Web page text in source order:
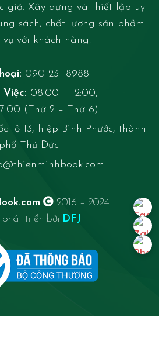
giả. Xây dựng và thiết lập uy
sách, chất lượng sản phẩm
với khách hàng.
090 231 8988
Việc: 08:00 – 12:00,
(Thứ 2 – Thứ 6)
lộ 13, hiệp Bình Phước, thành
phố Thủ Đức
2016 – 2024
triển bởi DFJ